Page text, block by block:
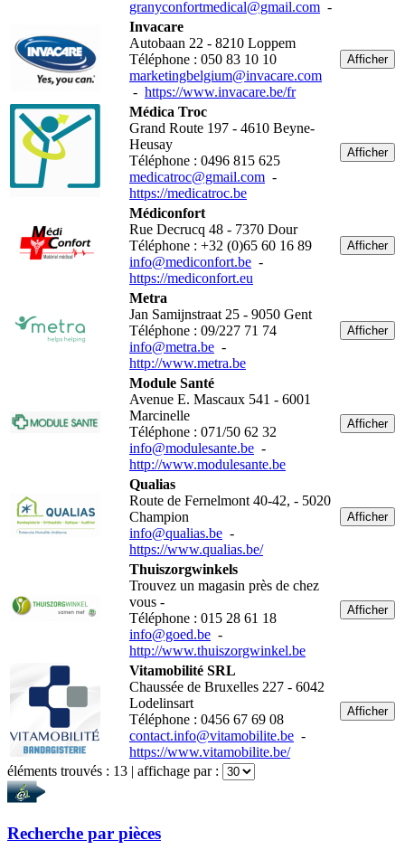
granyconfortmedical@gmail.com -
Invacare
Autobaan 22 - 8210 Loppem
Téléphone : 050 83 10 10
marketingbelgium@invacare.com
- https://www.invacare.be/fr
Afficher
Médica Troc
Grand Route 197 - 4610 Beyne-
Heusay
Téléphone : 0496 815 625
medicatroc@gmail.com -
https://medicatroc.be
Afficher
Médiconfort
Rue Decrucq 48 - 7370 Dour
Téléphone : +32 (0)65 60 16 89
info@mediconfort.be -
https://mediconfort.eu
Afficher
Metra
Jan Samijnstraat 25 - 9050 Gent
Téléphone : 09/227 71 74
info@metra.be -
http://www.metra.be
Afficher
Module Santé
Avenue E. Mascaux 541 - 6001
Marcinelle
Téléphone : 071/50 62 32
info@modulesante.be -
http://www.modulesante.be
Afficher
Qualias
Route de Fernelmont 40-42, - 5020
Champion
info@qualias.be -
https://www.qualias.be/
Afficher
Thuiszorgwinkels
Trouvez un magasin près de chez
vous -
Téléphone : 015 28 61 18
info@goed.be -
http://www.thuiszorgwinkel.be
Afficher
Vitamobilité SRL
Chaussée de Bruxelles 227 - 6042
Lodelinsart
Téléphone : 0456 67 69 08
contact.info@vitamobilite.be -
https://www.vitamobilite.be/
Afficher
éléments trouvés : 13 | affichage par :
Recherche par pièces